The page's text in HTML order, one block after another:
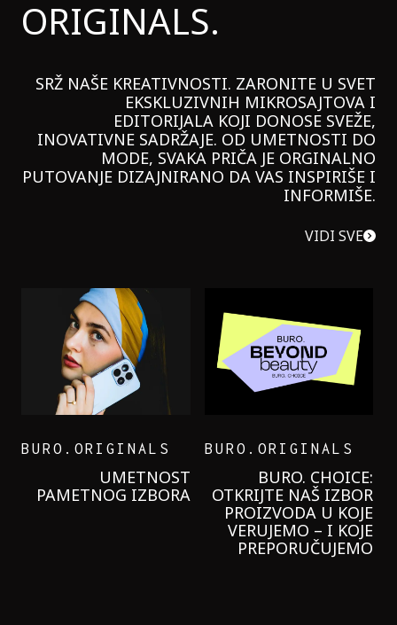
ORIGINALS.
SRŽ NAŠE KREATIVNOSTI. ZARONITE U SVET
EKSKLUZIVNIH MIKROSAJTOVA I
EDITORIJALA KOJI DONOSE SVEŽE,
INOVATIVNE SADRŽAJE. OD UMETNOSTI DO
MODE, SVAKA PRIČA JE ORGINALNO
PUTOVANJE DIZAJNIRANO DA VAS INSPIRIŠE I
INFORMIŠE.
VIDI SVE
GARNIER KREMU I
NIKADA NIŠTA
LAGANIJE NISAM
KORISTILA